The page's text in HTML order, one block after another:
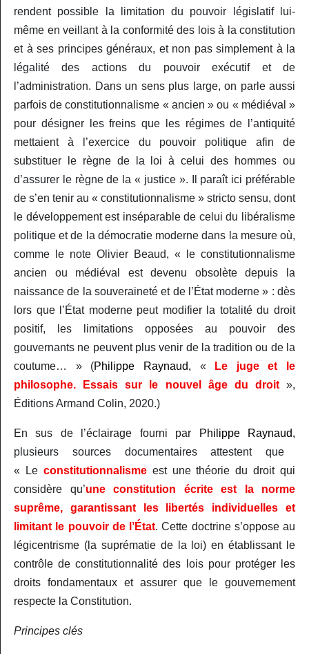
rendent possible la limitation du pouvoir législatif lui-
même en veillant à la conformité des lois à la constitution
et à ses principes généraux, et non pas simplement à la
légalité des actions du pouvoir exécutif et de
l’administration. Dans un sens plus large, on parle aussi
parfois de constitutionnalisme « ancien » ou « médiéval »
pour désigner les freins que les régimes de l’antiquité
mettaient à l’exercice du pouvoir politique afin de
substituer le règne de la loi à celui des hommes ou
d’assurer le règne de la « justice ». Il paraît ici préférable
de s’en tenir au « constitutionnalisme » stricto sensu, dont
le développement est inséparable de celui du libéralisme
politique et de la démocratie moderne dans la mesure où,
comme le note Olivier Beaud, « le constitutionnalisme
ancien ou médiéval est devenu obsolète depuis la
naissance de la souveraineté et de l’État moderne » : dès
lors que l’État moderne peut modifier la totalité du droit
positif, les limitations opposées au pouvoir des
gouvernants ne peuvent plus venir de la tradition ou de la
coutume… » (Philippe Raynaud, «
Le juge et le
philosophe.
Essais sur le nouvel âge du droit »,
Éditions Armand Colin, 2020.)
En sus de l’éclairage fourni par
Philippe Raynaud,
plusieurs sources documentaires attestent que
« Le constitutionnalisme est une théorie du droit qui
considère qu’une constitution écrite est la norme
suprême, garantissant les libertés individuelles et
limitant le pouvoir de l’État. Cette doctrine s’oppose au
légicentrisme (la suprématie de la loi) en établissant le
contrôle de constitutionnalité des lois pour protéger les
droits fondamentaux et assurer que le gouvernement
respecte la Constitution.
Principes clés